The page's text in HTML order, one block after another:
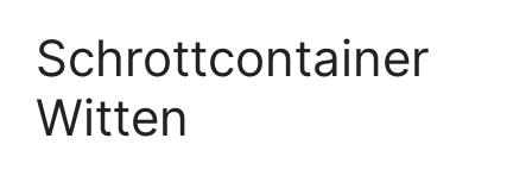
Schrottcontainer
Witten